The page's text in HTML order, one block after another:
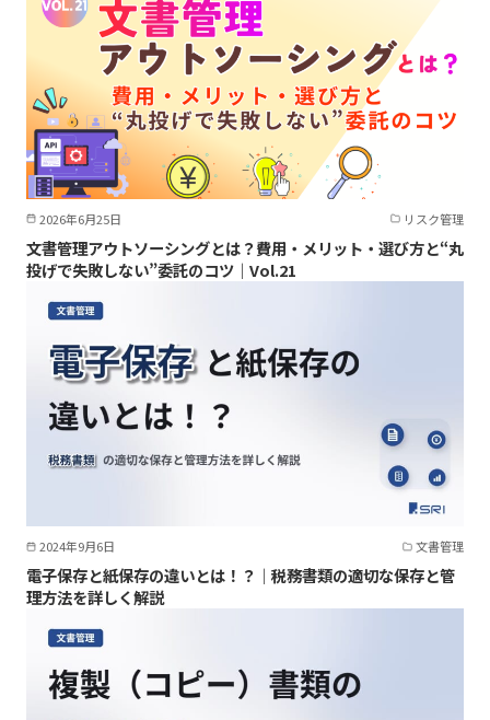
2026年6月25日 リスク管理
文書管理アウトソーシングとは？費用・メリット・選び方と“丸
投げで失敗しない”委託のコツ｜Vol.21
2024年9月6日 文書管理
電子保存と紙保存の違いとは！？｜税務書類の適切な保存と管
理方法を詳しく解説